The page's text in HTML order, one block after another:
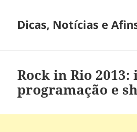
Dicas, Notícias e
Rock in Rio 2013:
programação e